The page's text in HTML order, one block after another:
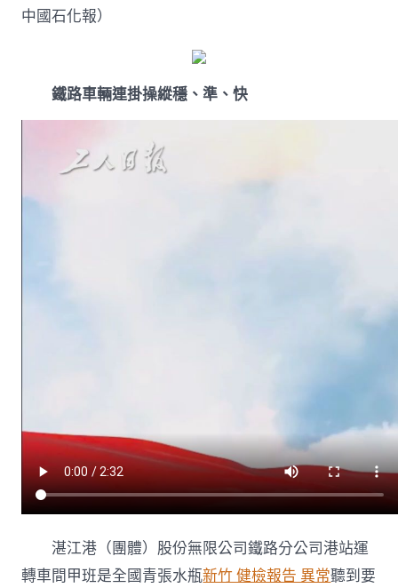
中國石化報）
鐵路車輛連掛操縱穩、準、快
湛江港（團體）股份無限公司鐵路分公司港站運
轉車間甲班是全國青張水瓶新竹 健檢報告 異常聽到要